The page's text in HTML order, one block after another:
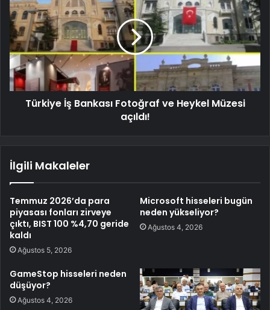
Türkiye İş Bankası Fotoğraf ve Heykel Müzesi
açıldı!
İlgili Makaleler
Temmuz 2026’da para
piyasası fonları zirveye
çıktı, BIST 100 %4,70 geride
kaldı
Ağustos 5, 2026
Microsoft hisseleri bugün
neden yükseliyor?
Ağustos 4, 2026
GameStop hisseleri neden
düşüyor?
Ağustos 4, 2026